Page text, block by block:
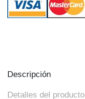
Descripción
Detalles del producto